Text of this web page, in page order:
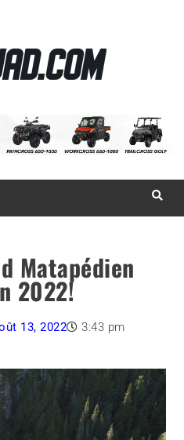
Matapédien
2022!
13, 2022
3:43 pm